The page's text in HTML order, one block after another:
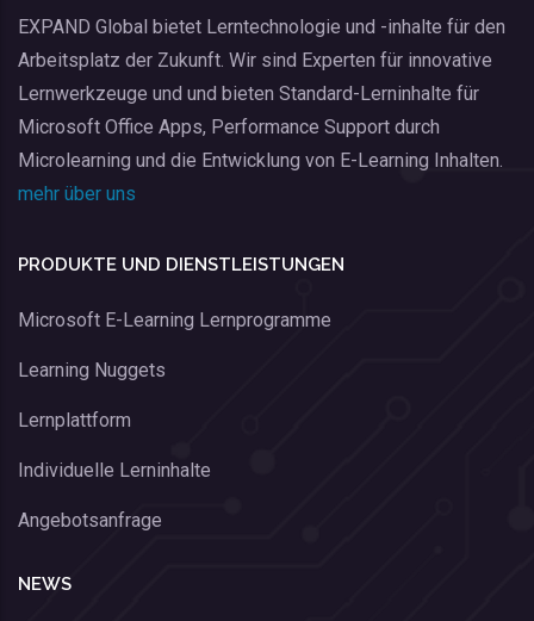
EXPAND Global bietet Lerntechnologie und -inhalte für den
Arbeitsplatz der Zukunft. Wir sind Experten für innovative
Lernwerkzeuge und und bieten Standard-Lerninhalte für
Microsoft Office Apps, Performance Support durch
Microlearning und die Entwicklung von E-Learning Inhalten.
mehr über uns
PRODUKTE UND DIENSTLEISTUNGEN
Microsoft E-Learning Lernprogramme
Learning Nuggets
Lernplattform
Individuelle Lerninhalte
Angebotsanfrage
NEWS